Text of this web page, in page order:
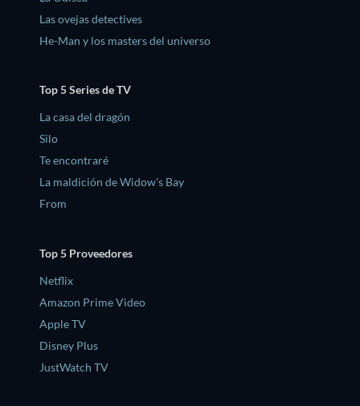
Las ovejas detectives
He-Man y los masters del universo
Top 5 Series de TV
La casa del dragón
Silo
Te encontraré
La maldición de Widow's Bay
From
Top 5 Proveedores
Netflix
Amazon Prime Video
Apple TV
Disney Plus
JustWatch TV